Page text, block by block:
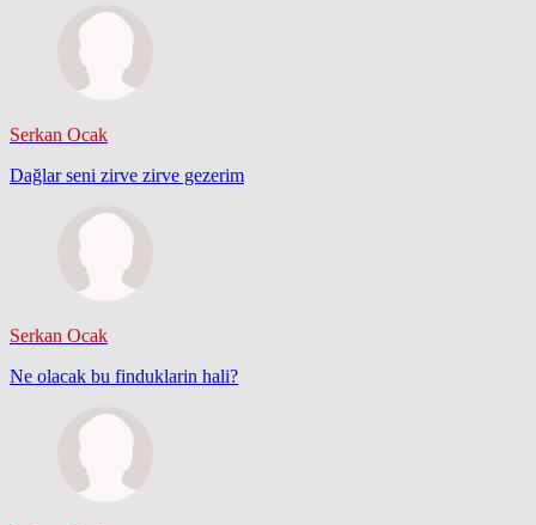
Serkan Ocak
Dağlar seni zirve zirve gezerim
Serkan Ocak
Ne olacak bu finduklarin hali?